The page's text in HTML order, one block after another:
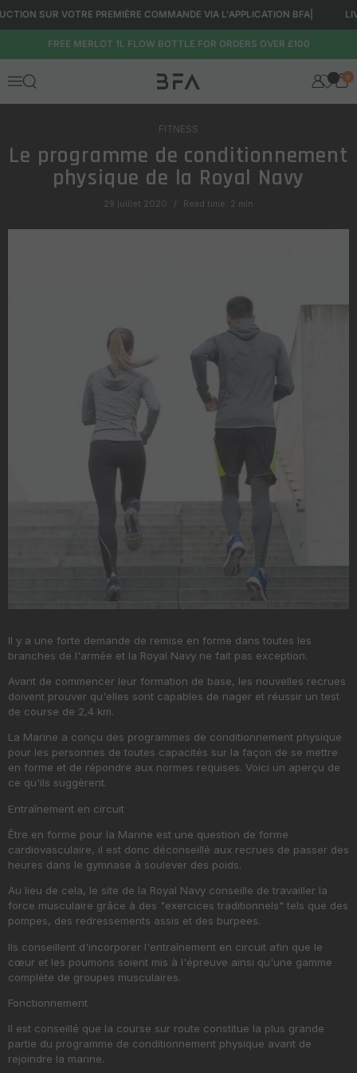
Passer au contenu
SUR VOTRE PREMIÈRE COMMANDE VIA L'APPLICATION BFA|
FREE MERLOT 1L FLOW BOTTLE FOR ORDERS OVER £100
Menu
Ouvrir la fenêtre de recherche 0
FITNESS
Le programme de conditionnement
physique de la Royal Navy
29 juillet 2020 Read time: 2 min
Il y a une forte demande de remise en forme dans toutes les
branches de l'armée et la Royal Navy ne fait pas exception.
Avant de commencer leur formation de base, les nouvelles recrues
doivent prouver qu'elles sont capables de nager et réussir un test
de course de 2,4 km.
La Marine a conçu des programmes de conditionnement physique
pour les personnes de toutes capacités sur la façon de se mettre
en forme et de répondre aux normes requises. Voici un aperçu de
ce qu'ils suggèrent.
Entraînement en circuit
Être en forme pour la Marine est une question de forme
cardiovasculaire, il est donc déconseillé aux recrues de passer des
heures dans le gymnase à soulever des poids.
Au lieu de cela, le site de la Royal Navy conseille de travailler la
force musculaire grâce à des "exercices traditionnels" tels que des
pompes, des redressements assis et des burpees.
Ils conseillent d'incorporer l'entraînement en circuit afin que le
cœur et les poumons soient mis à l'épreuve ainsi qu'une gamme
complète de groupes musculaires.
Fonctionnement
Il est conseillé que la course sur route constitue la plus grande
partie du programme de conditionnement physique avant de
rejoindre la marine.